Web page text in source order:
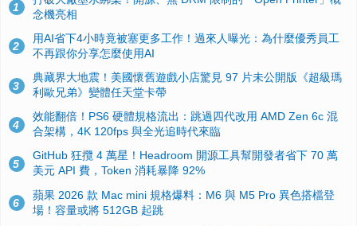
1
念機亮相
2
用AI省下4小時竟被塞更多工作！過來人曝光：為什麼優秀員工
不再跟你分享怎麼使用AI
3
典藏界大地震！美國懷舊遊戲小店驚見 97 片未公開版《超級瑪
利歐兄弟》變體任天堂卡帶
4
效能翻倍！PS6 硬體規格流出：跳過四代改用 AMD Zen 6c 混
合架構，4K 120fps 與全光追時代來臨
5
GitHub 狂攬 4 萬星！Headroom 開源工具幫開發者省下 70 萬
美元 API 費，Token 消耗暴降 92%
6
蘋果 2026 款 Mac mini 規格爆料：M6 與 M5 Pro 異色搭檔登
場！容量或將 512GB 起跳